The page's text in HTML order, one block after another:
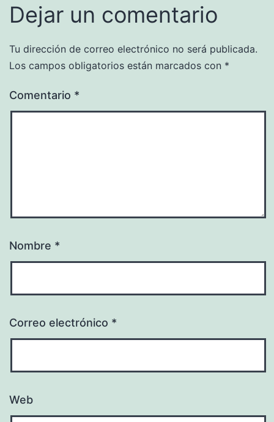
Dejar un comentario
Tu dirección de correo electrónico no será publicada.
Los campos obligatorios están marcados con *
Comentario *
Nombre *
Correo electrónico *
Web